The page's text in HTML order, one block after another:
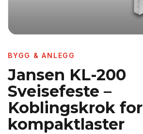
BYGG & ANLEGG
Jansen KL-200
Sveisefeste –
Koblingskrok for
kompaktlaster